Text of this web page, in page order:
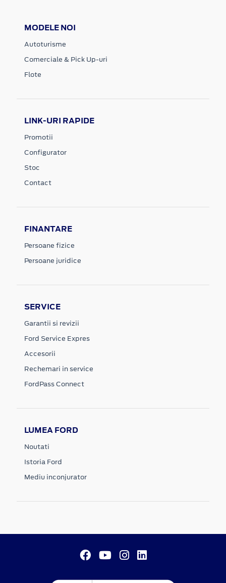
MODELE NOI
Autoturisme
Comerciale & Pick Up-uri
Flote
LINK-URI RAPIDE
Promotii
Configurator
Stoc
Contact
FINANTARE
Persoane fizice
Persoane juridice
SERVICE
Garantii si revizii
Ford Service Expres
Accesorii
Rechemari in service
FordPass Connect
LUMEA FORD
Noutati
Istoria Ford
Mediu inconjurator